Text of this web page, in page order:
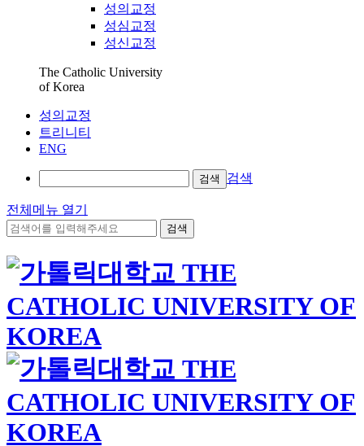
성의교정
성심교정
성신교정
The Catholic University
of Korea
성의교정
트리니티
ENG
검색 검색
전체메뉴 열기
검색